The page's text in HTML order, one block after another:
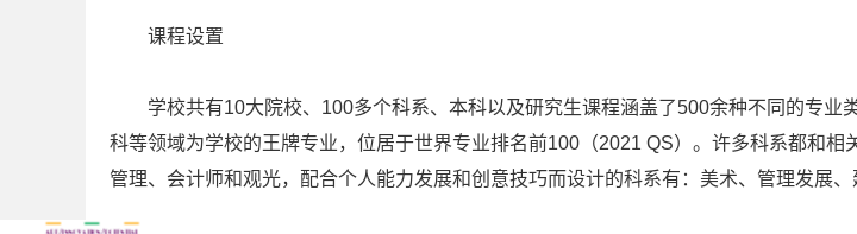
课程设置
学校共有10大院校、100多个科系、本科以及研究生课程涵盖了500余种不同的专业
科等领域为学校的王牌专业，位居于世界专业排名前100（2021 QS）。许多科系都和相
管理、会计师和观光，配合个人能力发展和创意技巧而设计的科系有：美术、管理发展、